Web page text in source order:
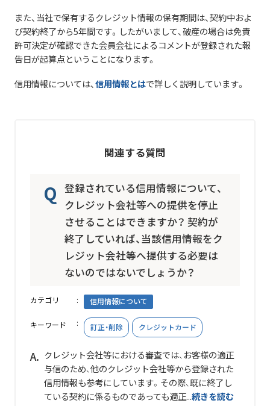
また、当社で保有するクレジット情報の保有期間は、契約中およ
び契約終了から5年間です。したがいまして、破産の場合は免責
許可決定が確認できた会員会社によるコメントが登録された報
告日が起算点ということになります。
信用情報については、信用情報とはで詳しく説明しています。
関連する質問
登録されている信用情報について、
クレジット会社等への提供を停止
させることはできますか？ 契約が
終了していれば、当該信用情報をク
レジット会社等へ提供する必要は
ないのではないでしょうか？
カテゴリ 信用情報について
キーワード 訂正・削除 クレジットカード
クレジット会社等における審査では、お客様の適正
与信のため、他のクレジット会社等から登録された
信用情報も参考にしています。その際、既に終了し
ている契約に係るものであっても適正...続きを読む